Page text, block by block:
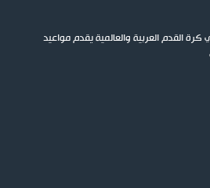
العربية والعالمية يقدم مواعيد